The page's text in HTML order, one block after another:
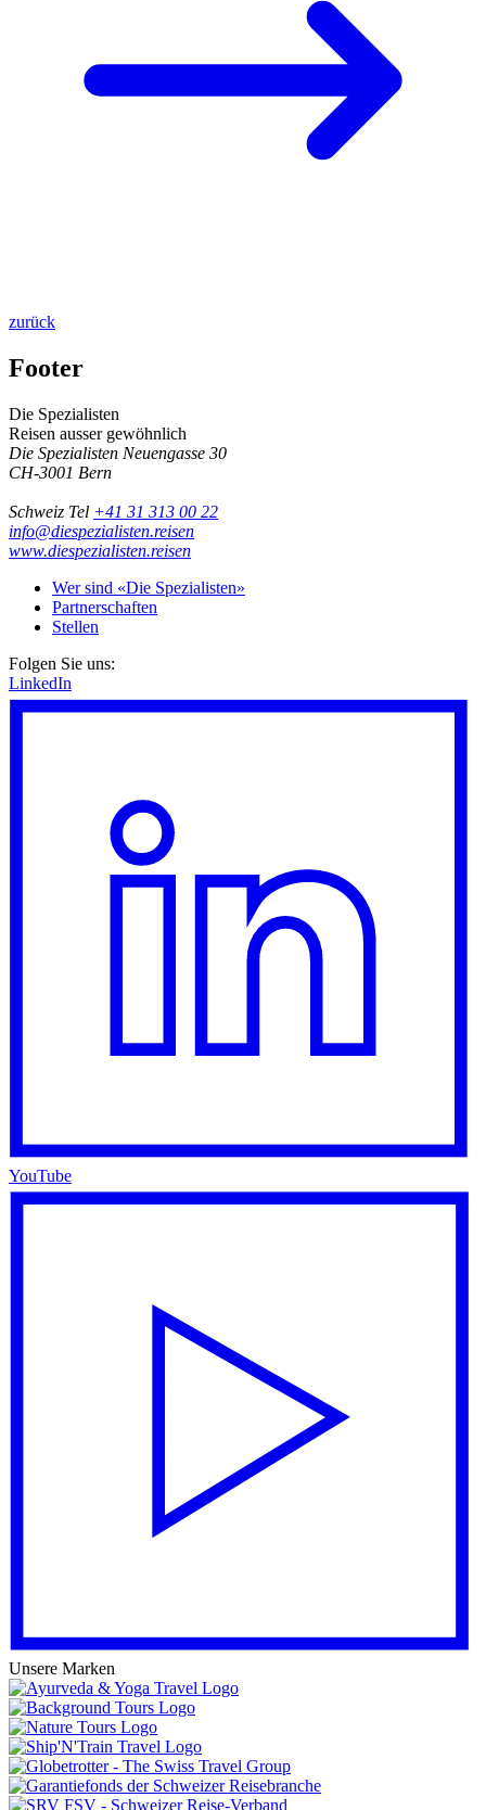
zurück
Footer
Die Spezialisten
Reisen ausser gewöhnlich
Die Spezialisten Neuengasse 30
CH-3001 Bern
Schweiz Tel +41 31 313 00 22
info@diespezialisten.reisen
www.diespezialisten.reisen
Wer sind «Die Spezialisten»
Partnerschaften
Stellen
Folgen Sie uns:
LinkedIn
YouTube
Unsere Marken